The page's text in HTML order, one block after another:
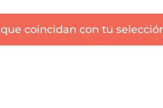
coincidan con tu